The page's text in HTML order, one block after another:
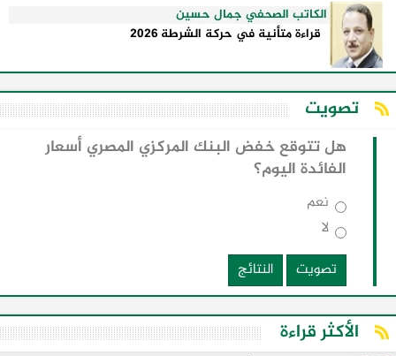
الكاتب الصحفي جمال حسين
قراءة متأنية في حركة الشرطة 2026
تصويت
هل تتوقع خفض البنك المركزي المصري أسعار
الفائدة اليوم؟
نعم
لا
تصويت
النتائج
الأكثر قراءة